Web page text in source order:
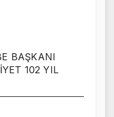
BAŞKANI
102 YIL